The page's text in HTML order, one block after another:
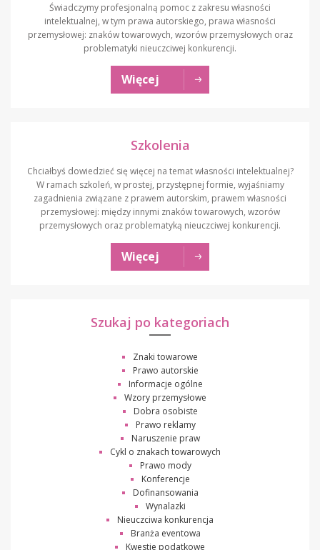
Świadczymy profesjonalną pomoc z zakresu własności
intelektualnej, w tym prawa autorskiego, prawa własności
przemysłowej: znaków towarowych, wzorów przemysłowych oraz
problematyki nieuczciwej konkurencji.
Więcej
Szkolenia
Chciałbyś dowiedzieć się więcej na temat własności intelektualnej?
W ramach szkoleń, w prostej, przystępnej formie, wyjaśniamy
zagadnienia związane z prawem autorskim, prawem własności
przemysłowej: między innymi znaków towarowych, wzorów
przemysłowych oraz problematyką nieuczciwej konkurencji.
Więcej
Szukaj po kategoriach
Znaki towarowe
Prawo autorskie
Informacje ogólne
Wzory przemysłowe
Dobra osobiste
Prawo reklamy
Naruszenie praw
Cykl o znakach towarowych
Prawo mody
Konferencje
Dofinansowania
Wynalazki
Nieuczciwa konkurencja
Branża eventowa
Kwestie podatkowe